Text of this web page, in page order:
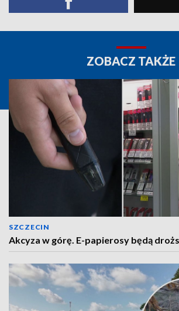
ZOBACZ TAKŻE
SZCZECIN
Akcyza w górę. E-papierosy będą